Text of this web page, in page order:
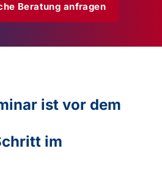
Beratung anfragen
ist vor dem
im